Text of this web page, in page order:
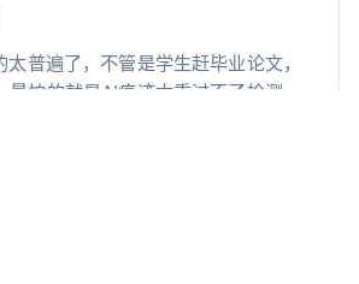
紧码住，总有一款适合你！
普遍了，不管是学生赶毕业论文，
最怕的就是AI痕迹太重过不了检测，